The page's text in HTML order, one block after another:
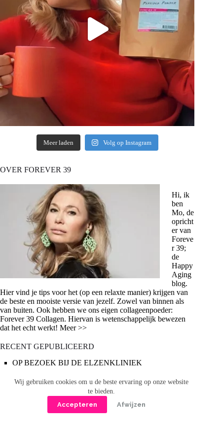
Wij gebruiken cookies om u de beste ervaring op onze website
te bieden.
Accepteren
Afwijzen
Meer laden Volg op Instagram
OVER FOREVER 39
Hi, ik
ben
Mo, de
opricht
er van
Foreve
r 39;
de
Happy
Aging
blog.
Hier vind je tips voor het (op een relaxte manier) krijgen van
de beste en mooiste versie van jezelf. Zowel van binnen als
van buiten. Ook hebben we ons eigen collageenpoeder:
Forever 39 Collagen. Hiervan is wetenschappelijk bewezen
dat het echt werkt! Meer >>
RECENT GEPUBLICEERD
OP BEZOEK BIJ DE ELZENKLINIEK
HOE KRIJG JE JE V-SHAPE TERUG?
OP VERJONGINGSCONSULT BIJ WILLEM TRIP
LEUKE MOEDERDAGCADEAUS